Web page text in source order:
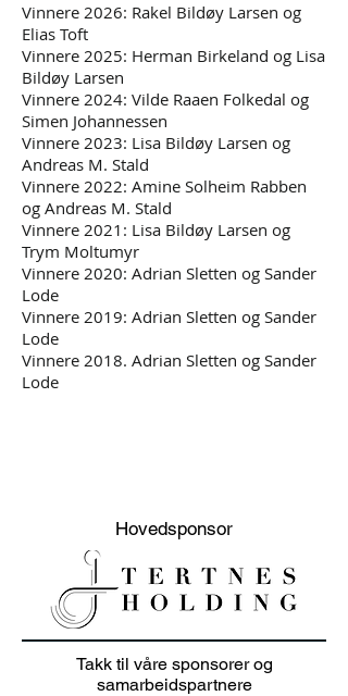
Vinnere 2026: Rakel Bildøy Larsen og
Elias Toft
Vinnere 2025: Herman Birkeland og Lisa
Bildøy Larsen
Vinnere 2024: Vilde Raaen Folkedal og
Simen Johannessen
Vinnere 2023: Lisa Bildøy Larsen og
Andreas M. Stald
Vinnere 2022: Amine Solheim Rabben
og Andreas M. Stald
Vinnere 2021: Lisa Bildøy Larsen og
Trym Moltumyr
Vinnere 2020: Adrian Sletten og Sander
Lode
Vinnere 2019: Adrian Sletten og Sander
Lode
Vinnere 2018. Adrian Sletten og Sander
Lode
Hovedsponsor
Takk til våre sponsorer og
samarbeidspartnere